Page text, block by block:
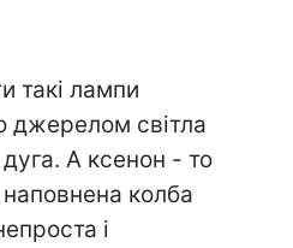
такі лампи
джерелом світла
А ксенон - то
колба
і